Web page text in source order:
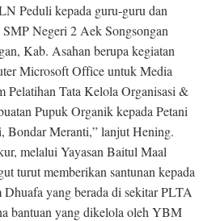
Peduli kepada guru-guru dan
Negeri 2 Aek Songsongan
Kab. Asahan berupa kegiatan
Microsoft Office untuk Media
Pelatihan Tata Kelola Organisasi &
Pupuk Organik kepada Petani
Bondar Meranti,” lanjut Hening.
melalui Yayasan Baitul Maal
turut memberikan santunan kepada
Dhuafa yang berada di sekitar PLTA
bantuan yang dikelola oleh YBM